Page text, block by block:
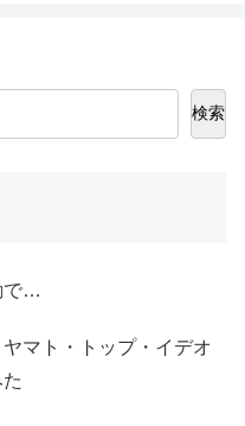
検索
で…
マト・トップ・イデオ